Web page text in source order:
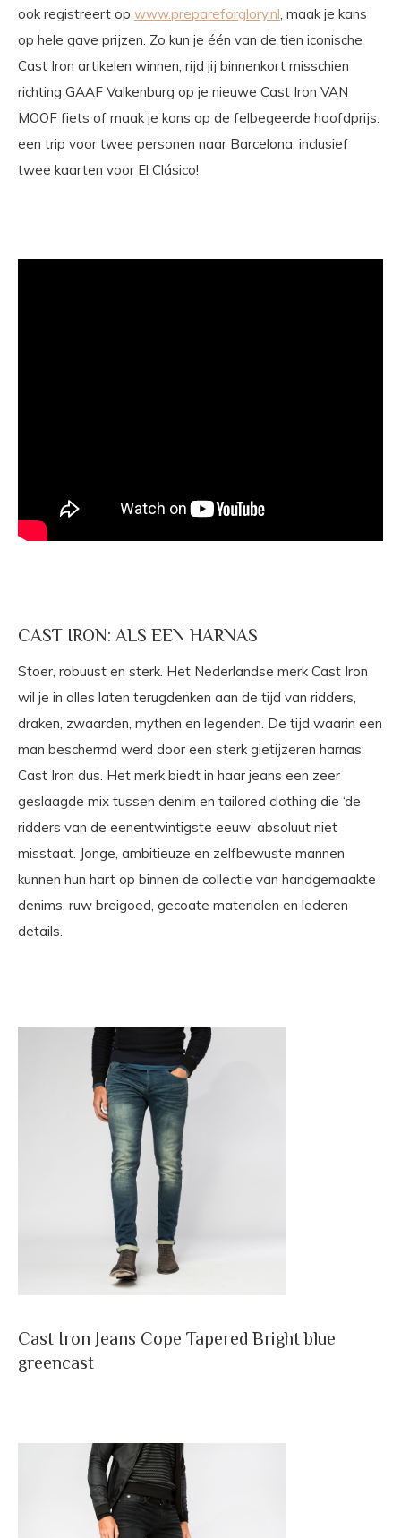
ook registreert op www.prepareforglory.nl, maak je kans
op hele gave prijzen. Zo kun je één van de tien iconische
Cast Iron artikelen winnen, rijd jij binnenkort misschien
richting GAAF Valkenburg op je nieuwe Cast Iron VAN
MOOF fiets of maak je kans op de felbegeerde hoofdprijs:
een trip voor twee personen naar Barcelona, inclusief
twee kaarten voor El Clásico!
CAST IRON: ALS EEN HARNAS
Stoer, robuust en sterk. Het Nederlandse merk Cast Iron
wil je in alles laten terugdenken aan de tijd van ridders,
draken, zwaarden, mythen en legenden. De tijd waarin een
man beschermd werd door een sterk gietijzeren harnas;
Cast Iron dus. Het merk biedt in haar jeans een zeer
geslaagde mix tussen denim en tailored clothing die ‘de
ridders van de eenentwintigste eeuw’ absoluut niet
misstaat. Jonge, ambitieuze en zelfbewuste mannen
kunnen hun hart op binnen de collectie van handgemaakte
denims, ruw breigoed, gecoate materialen en lederen
details.
Cast Iron Jeans Cope Tapered Bright blue
greencast